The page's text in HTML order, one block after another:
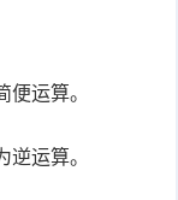
运算。
运算。